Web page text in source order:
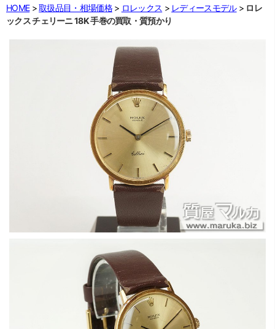
HOME 取扱品目・相場価格 ロレックス レディースモデル
ロレ
ックス チェリーニ 18K 手巻の買取・質預かり